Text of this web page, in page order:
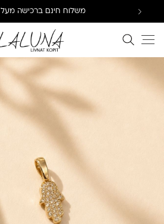
משלוח חינם ברכישה מעל 800 ₪
חיפוש באתר